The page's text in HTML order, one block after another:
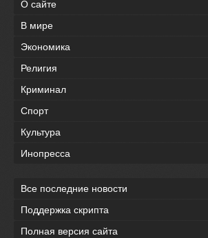
О сайте
В мире
Экономика
Религия
Криминал
Спорт
Культура
Инопресса
Все последние новости
Поддержка скрипта
Полная версия сайта